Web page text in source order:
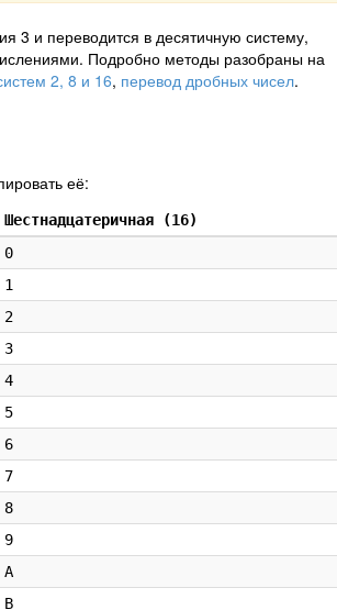
3 и переводится в десятичную систему,
Подробно методы разобраны на
2, 8 и 16, перевод дробных чисел.
её:
Шестнадцатеричная (16)
0
1
2
3
4
5
6
7
8
9
A
B